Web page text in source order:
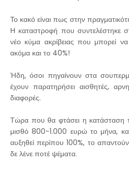
Το κακό είναι πως στην
Η καταστροφή που συντελέστηκε
νέο κύμα ακρίβειας που μπορεί να
ακόμα και το 40%!
Ήδη, όσοι πηγαίνουν στα
έχουν παρατηρήσει αισθητές,
διαφορές.
Τώρα που θα φτάσει η κατάσταση
μισθό 800-1.000 ευρώ το μήνα,
αυξηθεί περίπου 100%, το απαντούν
δε λένε ποτέ ψέματα.